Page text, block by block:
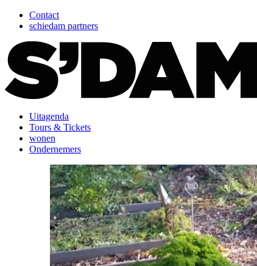
Contact
schiedam partners
Uitagenda
Tours & Tickets
wonen
Ondernemers